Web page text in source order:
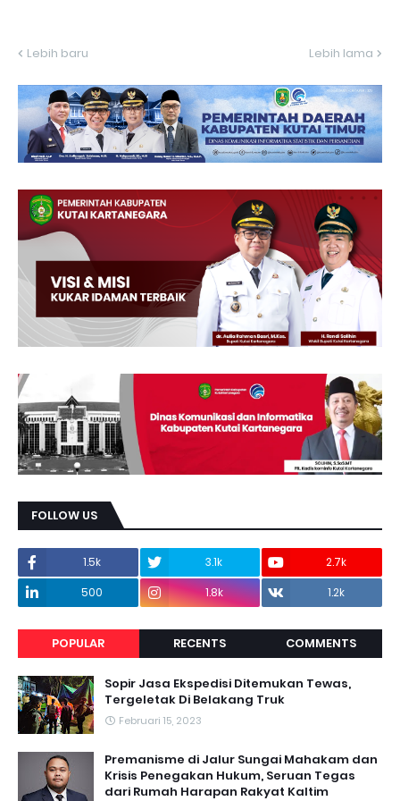
Lebih baru Lebih lama
FOLLOW US
1.5k 3.1k
2.7k
500
1.8k 1.2k
POPULAR RECENTS COMMENTS
Sopir Jasa Ekspedisi Ditemukan Tewas,
Tergeletak Di Belakang Truk
Februari 15, 2023
Premanisme di Jalur Sungai Mahakam dan
Krisis Penegakan Hukum, Seruan Tegas
dari Rumah Harapan Rakyat Kaltim